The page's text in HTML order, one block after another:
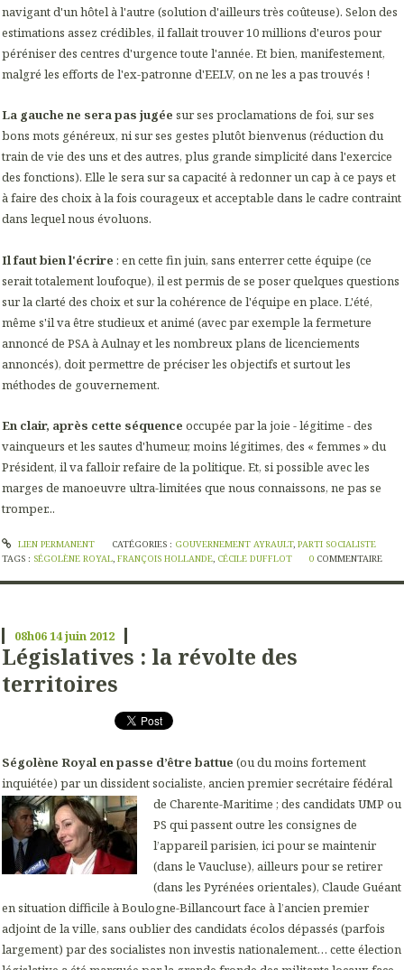
navigant d'un hôtel à l'autre (solution d'ailleurs très coûteuse). Selon des
estimations assez crédibles, il fallait trouver 10 millions d'euros pour
péréniser des centres d'urgence toute l'année. Et bien, manifestement,
malgré les efforts de l'ex-patronne d'EELV, on ne les a pas trouvés !
La gauche ne sera pas jugée sur ses proclamations de foi, sur ses
bons mots généreux, ni sur ses gestes plutôt bienvenus (réduction du
train de vie des uns et des autres, plus grande simplicité dans l'exercice
des fonctions). Elle le sera sur sa capacité à redonner un cap à ce pays et
à faire des choix à la fois courageux et acceptable dans le cadre contraint
dans lequel nous évoluons.
Il faut bien l'écrire : en cette fin juin, sans enterrer cette équipe (ce
serait totalement loufoque), il est permis de se poser quelques questions
sur la clarté des choix et sur la cohérence de l'équipe en place. L'été,
même s'il va être studieux et animé (avec par exemple la fermeture
annoncé de PSA à Aulnay et les nombreux plans de licenciements
annoncés), doit permettre de préciser les objectifs et surtout les
méthodes de gouvernement.
En clair, après cette séquence occupée par la joie - légitime - des
vainqueurs et les sautes d'humeur, moins légitimes, des « femmes » du
Président, il va falloir refaire de la politique. Et, si possible avec les
marges de manoeuvre ultra-limitées que nous connaissons, ne pas se
tromper...
LIEN PERMANENT CATÉGORIES : GOUVERNEMENT AYRAULT, PARTI SOCIALISTE
TAGS : SÉGOLÈNE ROYAL, FRANÇOIS HOLLANDE, CÉCILE DUFFLOT 0 COMMENTAIRE
08h0614juin 2012
Législatives : la révolte des
territoires
Ségolène Royal en passe d’être battue (ou du moins fortement
inquiétée) par un dissident socialiste, ancien premier secrétaire fédéral
de Charente-Maritime ; descandidats UMP ou
PS qui passent outre les consignes de
l’appareil parisien, ici pour se maintenir
(dans le Vaucluse), ailleurs pour se retirer
(dans les Pyrénées orientales), Claude Guéant
en situation difficile à Boulogne-Billancourt face à l’ancien premier
adjoint de la ville, sans oublier des candidats écolos dépassés (parfois
largement) par des socialistes non investis nationalement… cette élection